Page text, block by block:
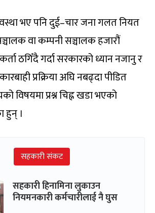
भए पनि दुई–चार जना गलत नियत
वा कम्पनी सञ्चालक हजारौं
ठगिँदै गर्दा सरकारको ध्यान नजानु र
प्रक्रिया अघि नबढ्दा पीडित
विषयमा प्रश्न चिह्न खडा भएको
हुन् ।
सहकारी संकट
सहकारी हिनामिना लुकाउन
नियमनकारी कर्मचारीलाई नै घुस